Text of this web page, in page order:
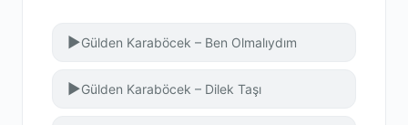
▶Gülden Karaböcek – Ben Olmalıydım
▶Gülden Karaböcek – Dilek Taşı